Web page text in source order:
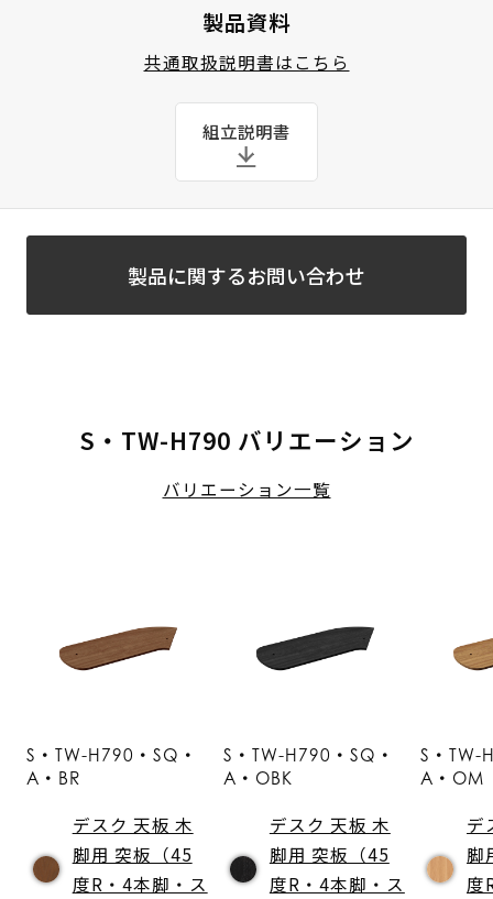
製品資料
共通取扱説明書はこちら
組立説明書
製品に関するお問い合わせ
S・TW-H790 バリエーション
バリエーション一覧
S・TW-H790・SQ・
A・BR
デスク 天板 木
脚用 突板（45
度R・4本脚・ス
S・TW-H790・SQ・
A・OBK
デスク 天板 木
脚用 突板（45
度R・4本脚・ス
S・TW-
A・OM
デ
脚
度